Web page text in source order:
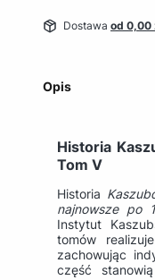
Dostawa od 0,00
Opis
Historia
Tom V
Historia
najnowsze po
Instytut
tomów
zachowując
część